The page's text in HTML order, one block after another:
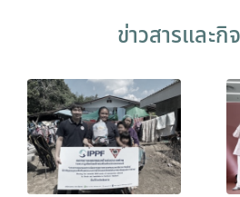
ข่าวสารและกิ